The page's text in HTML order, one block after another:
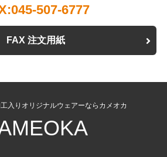
507-6777
FAX 注文用紙
入りオリジナルウェアーならカメオカ